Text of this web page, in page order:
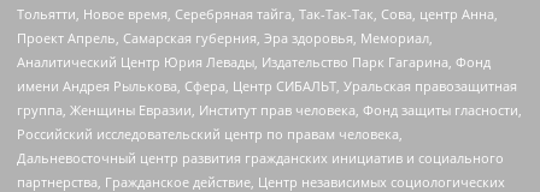
Тольятти, Новое время, Серебряная тайга, Так-Так-Так, Сова, центр Анна,
Проект Апрель, Самарская губерния, Эра здоровья, Мемориал,
Аналитический Центр Юрия Левады, Издательство Парк Гагарина, Фонд
имени Андрея Рылькова, Сфера, Центр СИБАЛЬТ, Уральская правозащитная
группа, Женщины Евразии, Институт прав человека, Фонд защиты гласности,
Российский исследовательский центр по правам человека,
Дальневосточный центр развития гражданских инициатив и социального
партнерства, Гражданское действие, Центр независимых социологических